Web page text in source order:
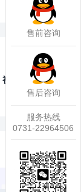
下一篇
视觉训练的意义
售前咨询
售后咨询
服务热线
0731-22964506